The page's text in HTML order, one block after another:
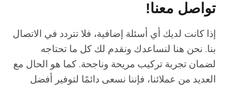
تواصل معنا!
إذا كانت لديك أي أسئلة إضافية، فلا تتردد في الاتصال
بنا. نحن هنا لنساعدك ونقدم لك كل ما تحتاجه
لضمان تجربة تركيب مريحة وناجحة. كما هو الحال مع
العديد من عملائنا، فإننا نسعى دائمًا لتوفير أفضل